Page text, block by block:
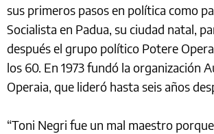
sus primeros pasos en política como
Socialista en Padua, su ciudad natal,
después el grupo político Potere
los 60. En 1973 fundó la organización
Operaia, que lideró hasta seis años
“Toni Negri fue un mal maestro